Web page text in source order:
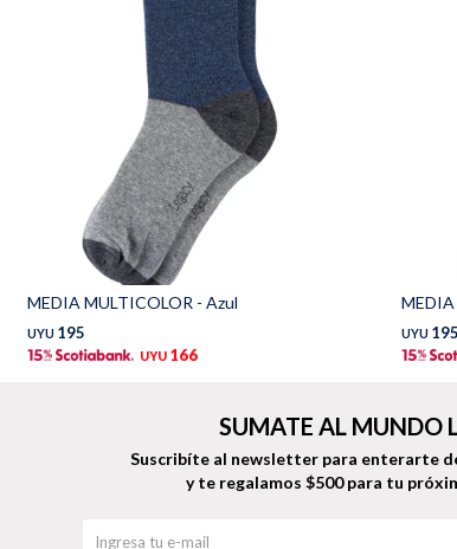
MEDIA MULTICOLOR - Azul
UYU 195
UYU 166
UYU 195
SUMATE AL MUNDO
Suscribíte al newsletter para enterarte
y te regalamos $500 para tu